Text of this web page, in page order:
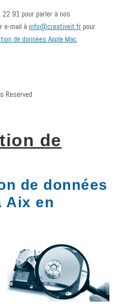
91 pour parler à nos
e-mail à info@creativeit.fr pour
de données Apple Mac.
Reserved
de
de données
Aix en